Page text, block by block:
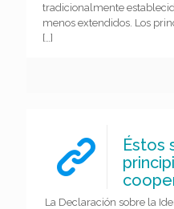
tradicionalmente
menos extendidos. Los
[…]
Éstos
La Declaración sobre la